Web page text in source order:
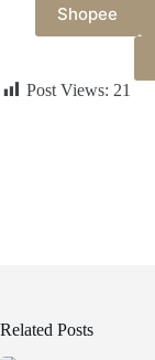
Shopee
Post Views: 21
Related Posts